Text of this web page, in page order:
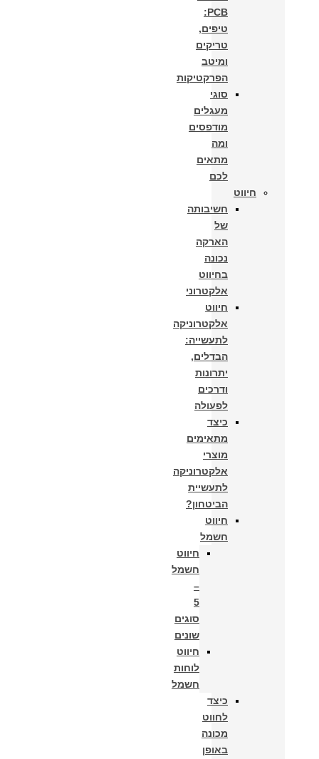
PCB:
טיפים,
טריקים
ומיטב
הפרקטיקות
סוגי
מעגלים
מודפסים
ומה
מתאים
לכם
חיווט
חשיבותה
של
הארקה
נכונה
בחיווט
אלקטרוני
חיווט
אלקטרוניקה
לתעשייה:
הבדלים,
יתרונות
ודרכים
לפעולה
כיצד
מתאימים
מוצרי
אלקטרוניקה
לתעשיית
הביטחון?
חיווט
חשמל
חיווט
חשמל
–
5
סוגים
שונים
חיווט
לוחות
חשמל​
כיצד
לחווט
מכונה
באופן